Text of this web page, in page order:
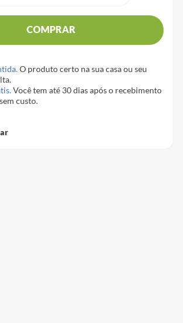
COMPRAR
O produto certo na sua casa ou seu
Você tem até 30 dias após o recebimento
custo.